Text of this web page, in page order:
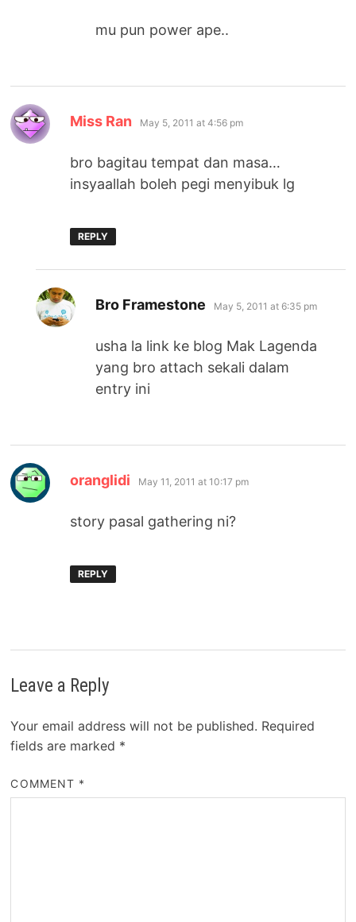
mu pun power ape..
Miss Ran says:
May 5, 2011 at 4:56 pm
bro bagitau tempat dan masa…
insyaallah boleh pegi menyibuk lg
REPLY
Bro Framestone says:
May 5, 2011 at 6:35 pm
usha la link ke blog Mak Lagenda
yang bro attach sekali dalam
entry ini
oranglidi says:
May 11, 2011 at 10:17 pm
story pasal gathering ni?
REPLY
Leave a Reply
Your email address will not be published. Required
fields are marked *
COMMENT *